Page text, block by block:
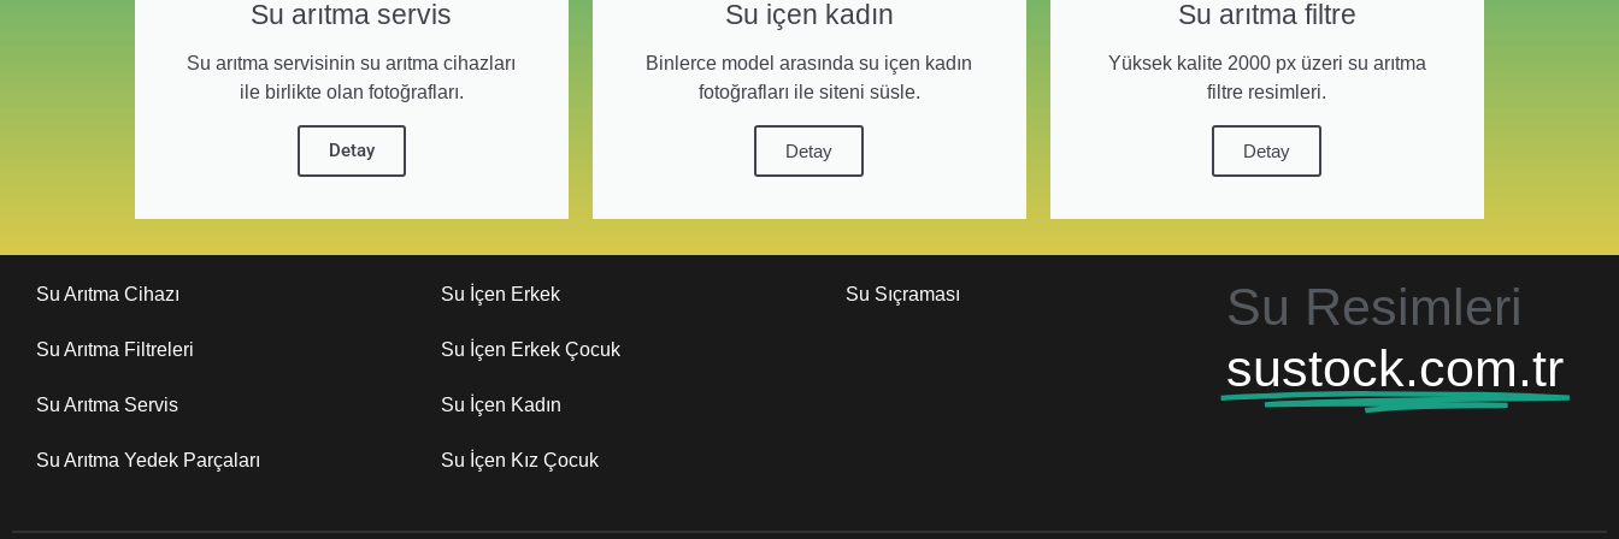
Su arıtma servis
Su arıtma servisinin su arıtma cihazları
ile birlikte olan fotoğrafları.
Detay
Su içen kadın
Binlerce model arasında su içen kadın
fotoğrafları ile siteni süsle.
Detay
Su arıtma filtre
Yüksek kalite 2000 px üzeri su arıtma
filtre resimleri.
Detay
Su Arıtma Cihazı
Su Arıtma Filtreleri
Su Arıtma Servis
Su Arıtma Yedek Parçaları
Su İçen Erkek
Su İçen Erkek Çocuk
Su İçen Kadın
Su İçen Kız Çocuk
Su Sıçraması
Su Resimleri
sustock.com.tr